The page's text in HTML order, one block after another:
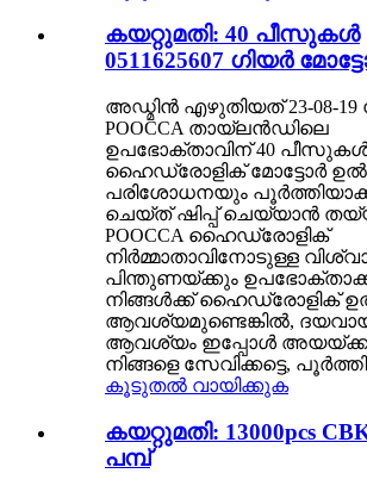
കയറ്റുമതി: 40 പീസുകൾ
0511625607 ഗിയർ
അഡ്മിൻ എഴുതിയത് 23-08-19
POOCCA തായ്‌ലൻഡിലെ
ഉപഭോക്താവിന് 40 പീസുകൾ
ഹൈഡ്രോളിക് മോട്ടോർ
പരിശോധനയും
ചെയ്ത് ഷിപ്പ് ചെയ്യാൻ
POOCCA ഹൈഡ്രോളിക്
നിർമ്മാതാവിനോടുള്ള
പിന്തുണയ്ക്കും
നിങ്ങൾക്ക് ഹൈഡ്രോളിക്
ആവശ്യമുണ്ടെങ്കിൽ,
ആവശ്യം ഇപ്പോൾ
നിങ്ങളെ സേവിക്കട്ടെ,
കൂടുതൽ വായിക്കുക
കയറ്റുമതി: 13000pcs
പമ്പ്